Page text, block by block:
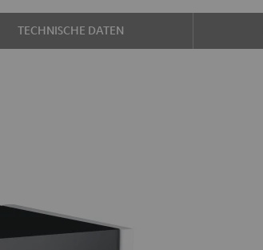
TECHNISCHE DATEN